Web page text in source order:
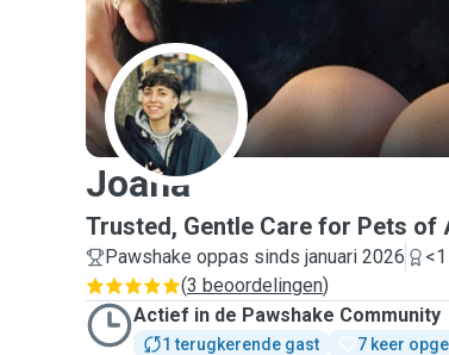
J
Joana
Trusted, Gentle Care for Pets of
Pawshake oppas sinds januari 2026
(3 beoordelingen)
Actief in de Pawshake Community
1 terugkerende gast
7 keer